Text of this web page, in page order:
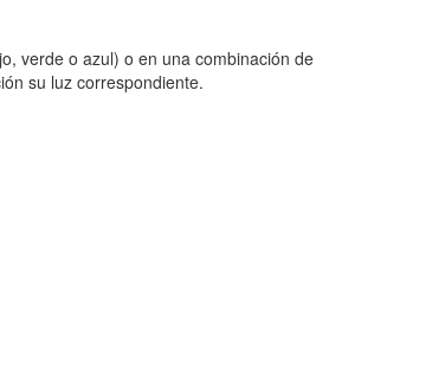
verde o azul) o en una combinación de
su luz correspondiente.